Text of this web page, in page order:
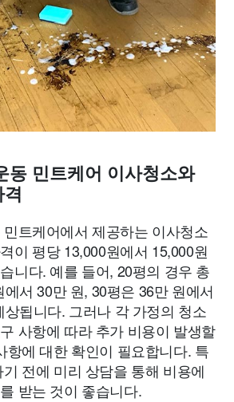
동 민트케어 이사청소와
트케어에서 제공하는 이사청소
이 평당 13,000원에서 15,000원
니다. 예를 들어, 20평의 경우 총
서 30만 원, 30평은 36만 원에서
됩니다. 그러나 각 가정의 청소
사항에 따라 추가 비용이 발생할
항에 대한 확인이 필요합니다. 특
전에 미리 상담을 통해 비용에
받는 것이 좋습니다.